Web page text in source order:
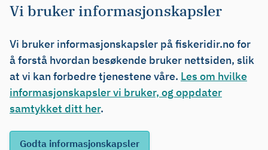
Vi bruker informasjonskapsler
Vi bruker informasjonskapsler på fiskeridir.no for
å forstå hvordan besøkende bruker nettsiden, slik
at vi kan forbedre tjenestene våre. Les om hvilke
informasjonskapsler vi bruker, og oppdater
samtykket ditt her.